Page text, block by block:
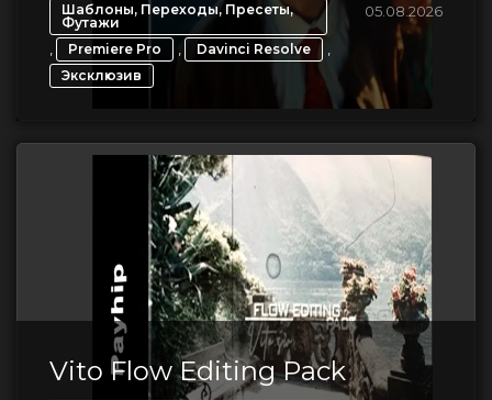
Шаблоны, Переходы, Пресеты,
Футажи
, Premiere Pro , Davinci Resolve ,
Эксклюзив
05.08.2026
Vito Flow Editing Pack